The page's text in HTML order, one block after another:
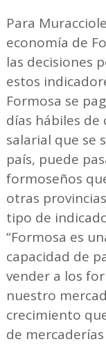
Para
economía de
las decisiones
estos
Formosa se
días hábiles de
salarial que se
país, puede
formoseños
otras
tipo de
“Formosa es
capacidad de
vender a los
nuestro
crecimiento
de